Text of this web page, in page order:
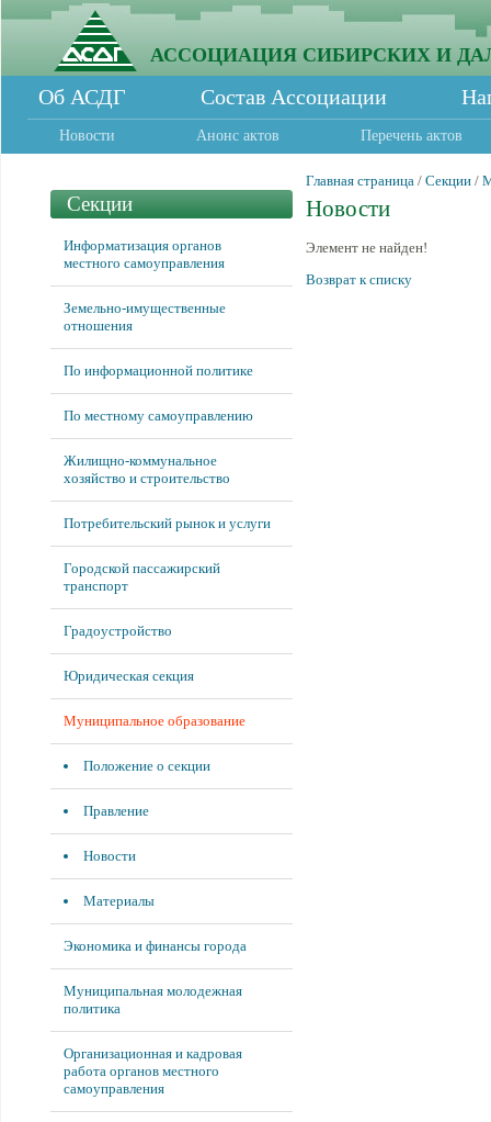
АССОЦИАЦИЯ СИБИРСКИХ И
Об АСДГ Состав Ассоциации
Новости Анонс актов Перечень актов
Секции
Информатизация органов
местного самоуправления
Земельно-имущественные
отношения
По информационной политике
По местному самоуправлению
Жилищно-коммунальное
хозяйство и строительство
Потребительский рынок и услуги
Городской пассажирский
транспорт
Градоустройство
Юридическая секция
Муниципальное образование
Положение о секции
Правление
Новости
Материалы
Экономика и финансы города
Муниципальная молодежная
политика
Организационная и кадровая
работа органов местного
самоуправления
Главная страница / Секции /
Новости
Элемент не найден!
Возврат к списку